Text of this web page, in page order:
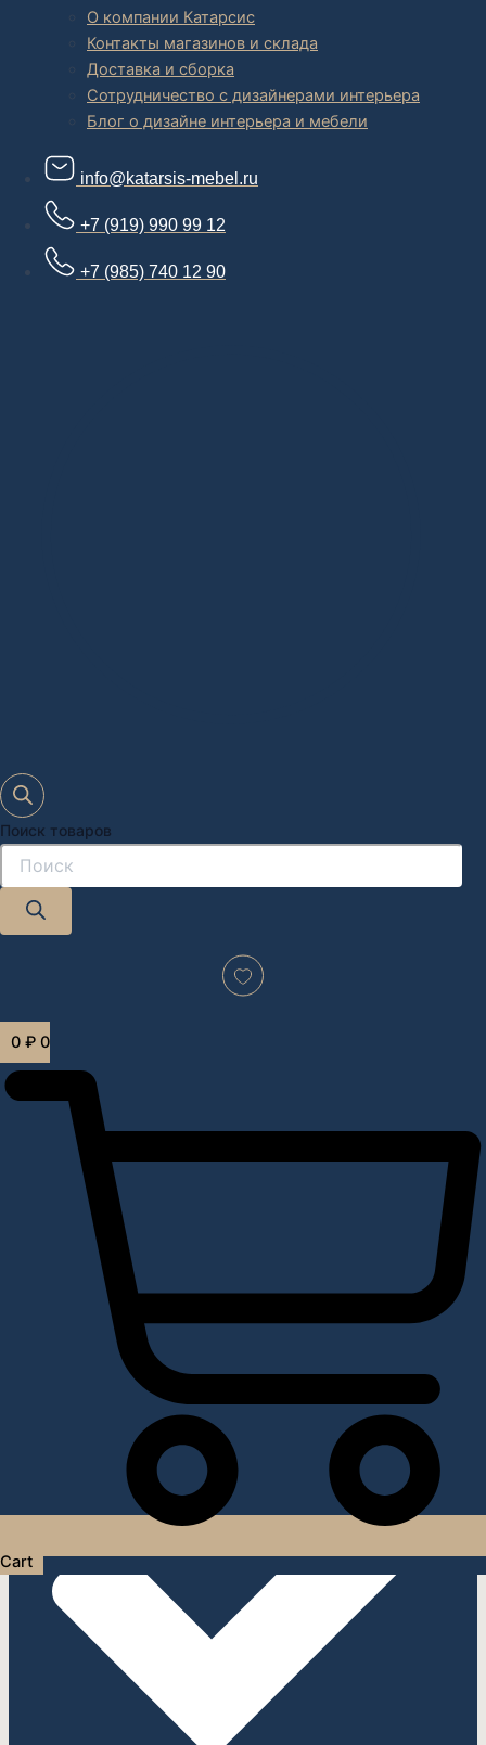
О компании Катарсис
Контакты магазинов и склада
Доставка и сборка
Сотрудничество с дизайнерами интерьера
Блог о дизайне интерьера и мебели
info@katarsis-mebel.ru
+7 (919) 990 99 12
+7 (985) 740 12 90
Поиск товаров
0 ₽ 0
Cart
Дизайн-проект "под ключ" в Москве
Услуги дизайнера интерьера